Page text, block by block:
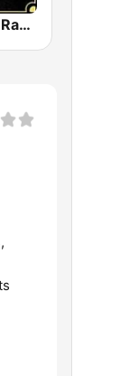
Ambi Nature Radio